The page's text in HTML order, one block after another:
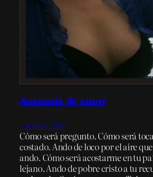
Ausencia de amor
3 octubre, 2014
Cómo será pregunto. Cómo será
costado. Ando de loco por el aire
ando. Cómo será acostarme en tu
lejano. Ando de pobre cristo a tu